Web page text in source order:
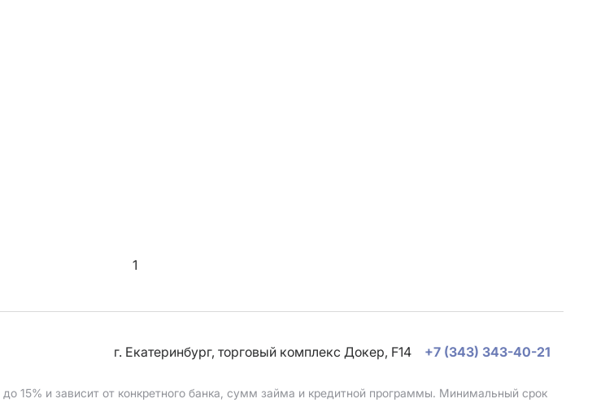
1
г. Екатеринбург, торговый комплекс Докер, F14 +7 (343) 343-40-21
до 15% и зависит от конкретного банка, сумм займа и кредитной программы. Минимальный срок